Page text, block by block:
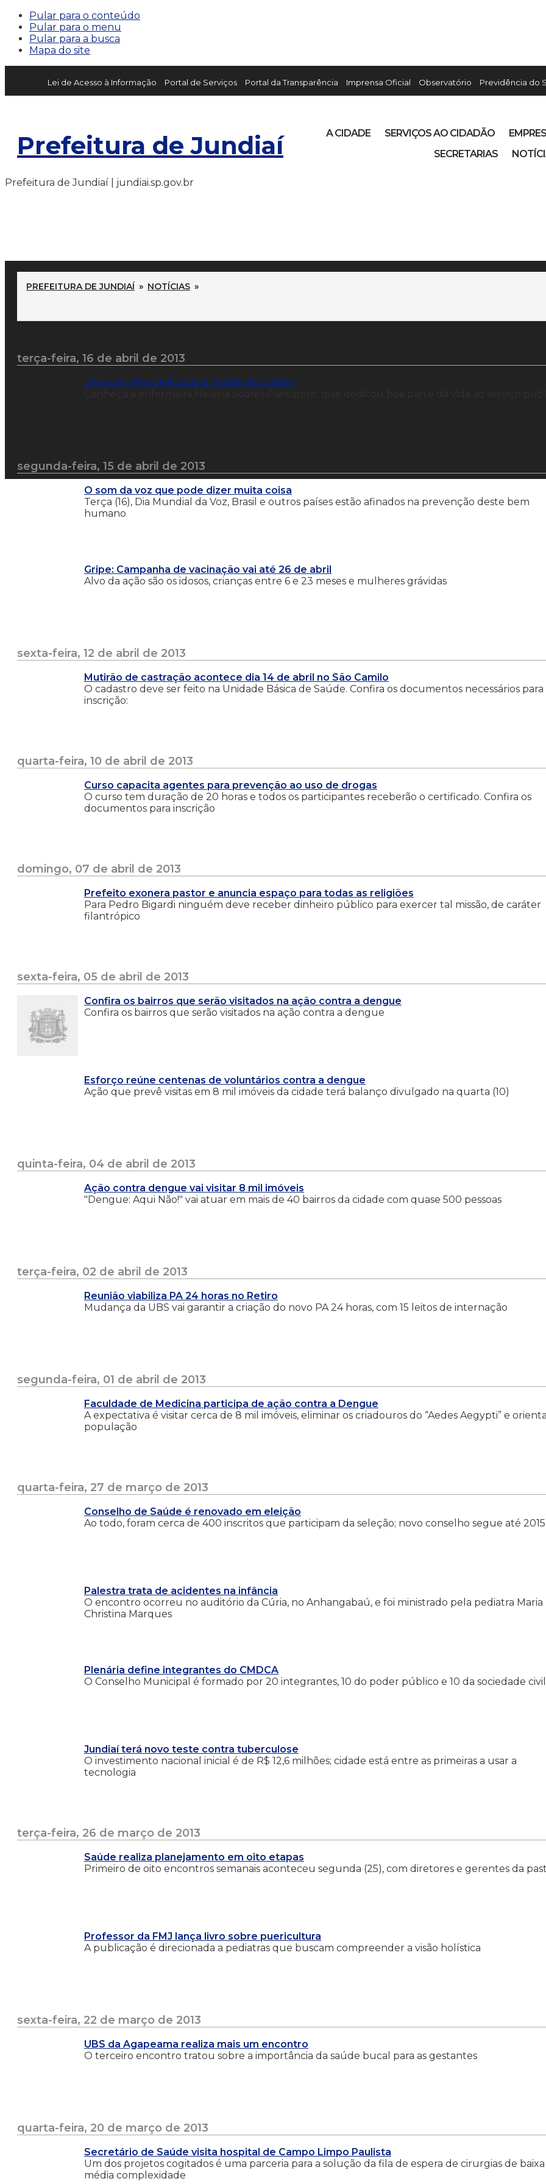
Pular para o conteúdo
Pular para o menu
Pular para a busca
Mapa do site
Lei de Acesso à Informação Portal de Serviços Portal da Transparência Imprensa Oficial Observatório Previdência do
Prefeitura de Jundiaí A CIDADE SERVIÇOS AO CIDADÃO
SECRETARIAS
Prefeitura de Jundiaí | jundiai.sp.gov.br
PREFEITURA DE JUNDIAÍ » NOTÍCIAS »
terça-feira, 16 de abril de 2013
Uma carreira dedicada à Saúde da cidade
segunda-feira, 15 de abril de 2013
O som da voz que pode dizer muita coisa
Terça (16), Dia Mundial da Voz, Brasil e outros países estão afinados na prevenção deste bem
humano
Gripe: Campanha de vacinação vai até 26 de abril
Alvo da ação são os idosos, crianças entre 6 e 23 meses e mulheres grávidas
sexta-feira, 12 de abril de 2013
Mutirão de castração acontece dia 14 de abril no São Camilo
O cadastro deve ser feito na Unidade Básica de Saúde. Confira os documentos necessários para
inscrição:
quarta-feira, 10 de abril de 2013
Curso capacita agentes para prevenção ao uso de drogas
O curso tem duração de 20 horas e todos os participantes receberão o certificado. Confira os
documentos para inscrição
domingo, 07 de abril de 2013
Prefeito exonera pastor e anuncia espaço para todas as religiões
Para Pedro Bigardi ninguém deve receber dinheiro público para exercer tal missão, de caráter
filantrópico
sexta-feira, 05 de abril de 2013
Confira os bairros que serão visitados na ação contra a dengue
Confira os bairros que serão visitados na ação contra a dengue
Esforço reúne centenas de voluntários contra a dengue
Ação que prevê visitas em 8 mil imóveis da cidade terá balanço divulgado na quarta (10)
quinta-feira, 04 de abril de 2013
Ação contra dengue vai visitar 8 mil imóveis
"Dengue: Aqui Não!" vai atuar em mais de 40 bairros da cidade com quase 500 pessoas
terça-feira, 02 de abril de 2013
Reunião viabiliza PA 24 horas no Retiro
Mudança da UBS vai garantir a criação do novo PA 24 horas, com 15 leitos de internação
segunda-feira, 01 de abril de 2013
Faculdade de Medicina participa de ação contra a Dengue
A expectativa é visitar cerca de 8 mil imóveis, eliminar os criadouros do “Aedes Aegypti” e
população
quarta-feira, 27 de março de 2013
Conselho de Saúde é renovado em eleição
Ao todo, foram cerca de 400 inscritos que participam da seleção; novo conselho segue até 2015
Palestra trata de acidentes na infância
O encontro ocorreu no auditório da Cúria, no Anhangabaú, e foi ministrado pela pediatra Maria
Christina Marques
Plenária define integrantes do CMDCA
O Conselho Municipal é formado por 20 integrantes, 10 do poder público e 10 da sociedade civil
Jundiaí terá novo teste contra tuberculose
O investimento nacional inicial é de R$ 12,6 milhões; cidade está entre as primeiras a usar a
tecnologia
terça-feira, 26 de março de 2013
Saúde realiza planejamento em oito etapas
Primeiro de oito encontros semanais aconteceu segunda (25), com diretores e gerentes da
Professor da FMJ lança livro sobre puericultura
A publicação é direcionada a pediatras que buscam compreender a visão holística
sexta-feira, 22 de março de 2013
UBS da Agapeama realiza mais um encontro
O terceiro encontro tratou sobre a importância da saúde bucal para as gestantes
quarta-feira, 20 de março de 2013
Secretário de Saúde visita hospital de Campo Limpo Paulista
Um dos projetos cogitados é uma parceria para a solução da fila de espera de cirurgias de
média complexidade